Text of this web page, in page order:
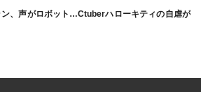
ン、声がロボット…Ctuberハローキティの自虐が